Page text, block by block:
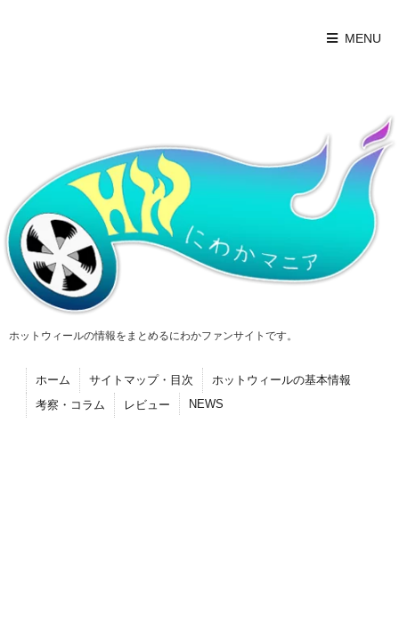
MENU
ホットウィールの情報をまとめるにわかファンサイトです。
ホーム サイトマップ・目次
ホットウィールの基本情報
考察・コラム
レビュー NEWS